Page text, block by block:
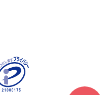
医療･福祉の専門学校・大学の情報